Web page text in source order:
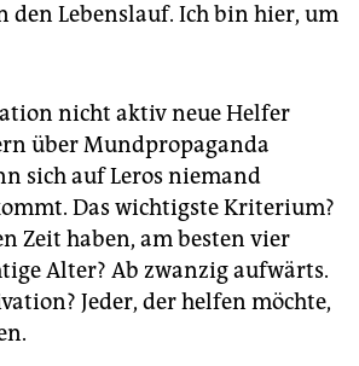
den Lebenslauf. Ich bin hier, um
nicht aktiv neue Helfer
über Mundpropaganda
sich auf Leros niemand
Das wichtigste Kriterium?
Zeit haben, am besten vier
Alter? Ab zwanzig aufwärts.
Jeder, der helfen möchte,